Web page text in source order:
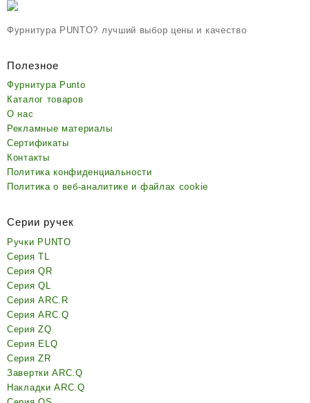
Фурнитура PUNTO? лучший выбор цены и качество
Полезное
Фурнитура Punto
Каталог товаров
О нас
Рекламные материалы
Сертификаты
Контакты
Политика конфиденциальности
Политика о веб-аналитике и файлах cookie
Серии ручек
Ручки PUNTO
Серия TL
Серия QR
Серия QL
Серия ARC.R
Серия ARC.Q
Серия ZQ
Серия ELQ
Серия ZR
Завертки ARC.Q
Накладки ARC.Q